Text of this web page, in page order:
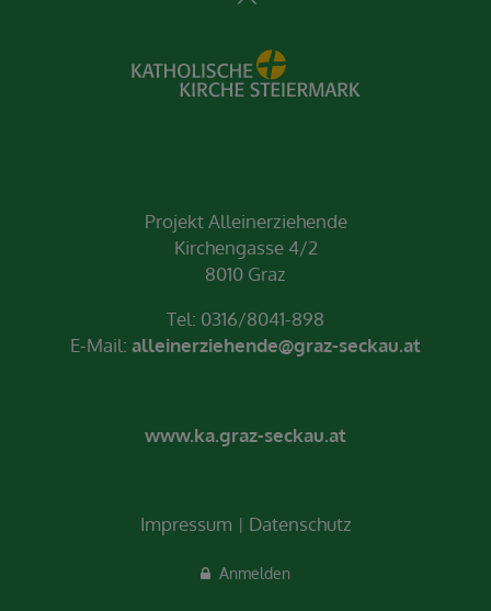
Projekt Alleinerziehende
Kirchengasse 4/2
8010 Graz
Tel: 0316/8041-898
E-Mail: alleinerziehende@graz-seckau.at
www.ka.graz-seckau.at
Impressum Datenschutz
Anmelden